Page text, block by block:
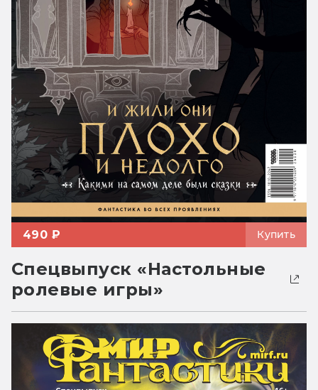
490 ₽ Купить
Спецвыпуск «Настольные
ролевые игры»